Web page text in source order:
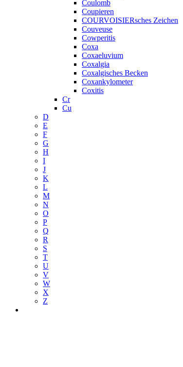
Coulomb
Coupieren
COURVOISIERsches Zeichen
Couveuse
Cowperitis
Coxa
Coxaeluvium
Coxalgia
Coxalgisches Becken
Coxankylometer
Coxitis
Cr
Cu
D
E
F
G
H
I
J
K
L
M
N
O
P
Q
R
S
T
U
V
W
X
Z